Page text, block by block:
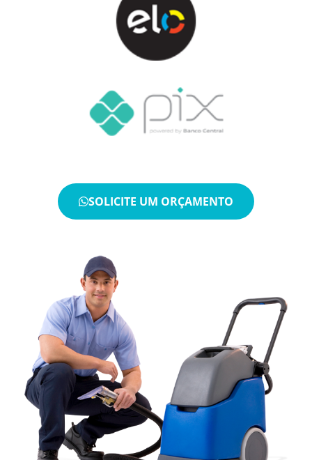
SOLICITE UM ORÇAMENTO